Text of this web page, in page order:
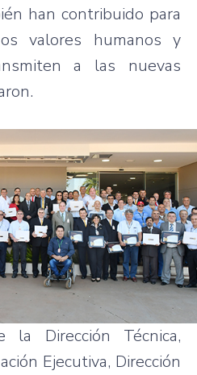
han contribuido para
valores humanos y
a las nuevas
la Dirección Técnica,
Ejecutiva, Dirección